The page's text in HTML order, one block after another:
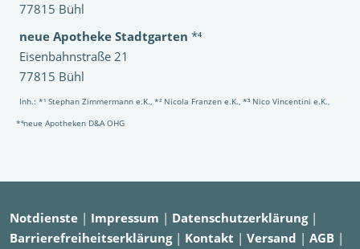
77815 Bühl
neue Apotheke Stadtgarten *⁴
Eisenbahnstraße 21
77815 Bühl
Inh.: *¹ Stephan Zimmermann e.K., *² Nicola Franzen e.K., *³ Nico Vincentini e.K.,
*⁴neue Apotheken D&A OHG
Notdienste | Impressum | Datenschutzerklärung|
Barrierefreiheitserklärung| Kontakt | Versand | AGB |